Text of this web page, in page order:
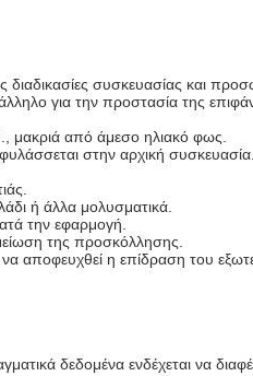
συσκευασίας και
για την προστασία της
μακριά από άμεσο ηλιακό φως.
στην αρχική συσκευασία.
ή άλλα μολυσματικά.
την εφαρμογή.
της προσκόλλησης.
αποφευχθεί η επίδραση του
δεδομένα ενδέχεται να